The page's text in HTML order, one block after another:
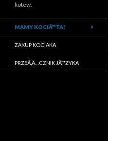
kotów.
MAMY KOCIÄ™TA!
ZAKUP KOCIAKA
PRZEÅ‚Ä…CZNIK JÄ™ZYKA